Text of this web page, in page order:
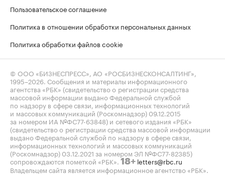
Пользовательское соглашение
Политика в отношении обработки персональных данных
Политика обработки файлов cookie
© ООО «БИЗНЕСПРЕСС», АО «РОСБИЗНЕСКОНСАЛТИНГ»,
1995–2026 . Сообщения и материалы информационного
агентства «РБК» (свидетельство о регистрации средства
массовой информации выдано Федеральной службой
по надзору в сфере связи, информационных технологий
и массовых коммуникаций (Роскомнадзор) 09.12.2015
за номером ИА №ФС77-63848) и сетевого издания «РБК»
(свидетельство о регистрации средства массовой информации
выдано Федеральной службой по надзору в сфере связи,
информационных технологий и массовых коммуникаций
(Роскомнадзор) 03.12.2021 за номером ЭЛ №ФС77-82385)
сопровождаются пометкой «РБК». 18+ letters@rbc.ru
Владельцем сайта является информационное агентство «РБК».